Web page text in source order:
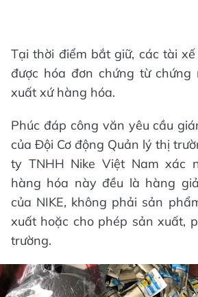
Tại thời điểm bắt giữ, các tài
được hóa đơn chứng từ chứng
xuất xứ hàng hóa.
Phúc đáp công văn yêu cầu
của Đội Cơ động Quản lý thị
ty TNHH Nike Việt Nam xác
hàng hóa này đều là hàng
của NIKE, không phải sản
xuất hoặc cho phép sản xuất,
trường.